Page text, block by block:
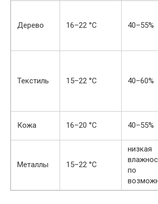
Дерево 16–22 °C 40–55%
Текстиль 15–22 °C 40–60%
Кожа 16–20 °C 40–55%
Металлы 15–22 °C
низкая
по